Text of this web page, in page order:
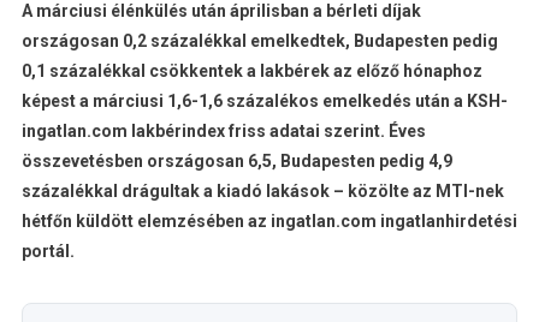
A márciusi élénkülés után áprilisban a bérleti díjak
országosan 0,2 százalékkal emelkedtek, Budapesten pedig
0,1 százalékkal csökkentek a lakbérek az előző hónaphoz
képest a márciusi 1,6-1,6 százalékos emelkedés után a KSH-
ingatlan.com lakbérindex friss adatai szerint. Éves
összevetésben országosan 6,5, Budapesten pedig 4,9
százalékkal drágultak a kiadó lakások – közölte az MTI-nek
hétfőn küldött elemzésében az ingatlan.com ingatlanhirdetési
portál.